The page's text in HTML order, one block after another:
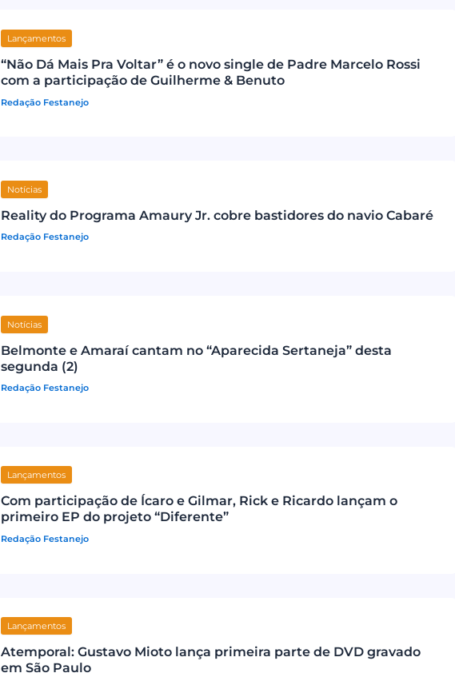
Lançamentos
“Não Dá Mais Pra Voltar” é o novo single de Padre Marcelo Rossi
com a participação de Guilherme & Benuto
Redação Festanejo
Notícias
Reality do Programa Amaury Jr. cobre bastidores do navio Cabaré
Redação Festanejo
Notícias
Belmonte e Amaraí cantam no “Aparecida Sertaneja” desta
segunda (2)
Redação Festanejo
Lançamentos
Com participação de Ícaro e Gilmar, Rick e Ricardo lançam o
primeiro EP do projeto “Diferente”
Redação Festanejo
Lançamentos
Atemporal: Gustavo Mioto lança primeira parte de DVD gravado
em São Paulo